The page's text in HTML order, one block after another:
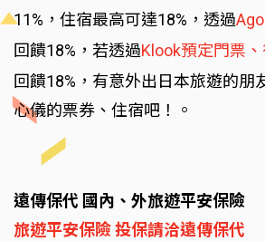
11%，住宿最高可達18%，透過
回饋18%，若透過Klook預定門票
回饋18%，有意外出日本旅遊的朋
心儀的票券、住宿吧！。
遠傳保代 國內、外旅遊平安保險
旅遊平安保險 投保請洽遠傳保代